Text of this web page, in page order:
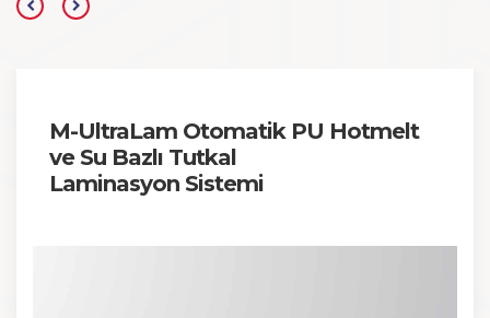
M-UltraLam Otomatik PU Hotmelt
ve Su Bazlı Tutkal
Laminasyon Sistemi